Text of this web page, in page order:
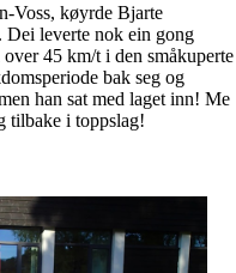
Voss, køyrde Bjarte
Dei leverte nok ein gong
45 km/t i den småkuperte
bak seg og
han sat med laget inn! Me
tilbake i toppslag!